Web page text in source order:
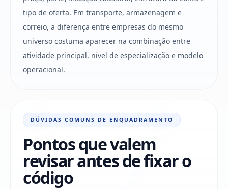
tipo de oferta. Em transporte, armazenagem e
correio, a diferença entre empresas do mesmo
universo costuma aparecer na combinação entre
atividade principal, nível de especialização e modelo
operacional.
DÚVIDAS COMUNS DE ENQUADRAMENTO
Pontos que valem
revisar antes de fixar o
código